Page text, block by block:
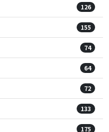
126
155
74
64
72
133
175